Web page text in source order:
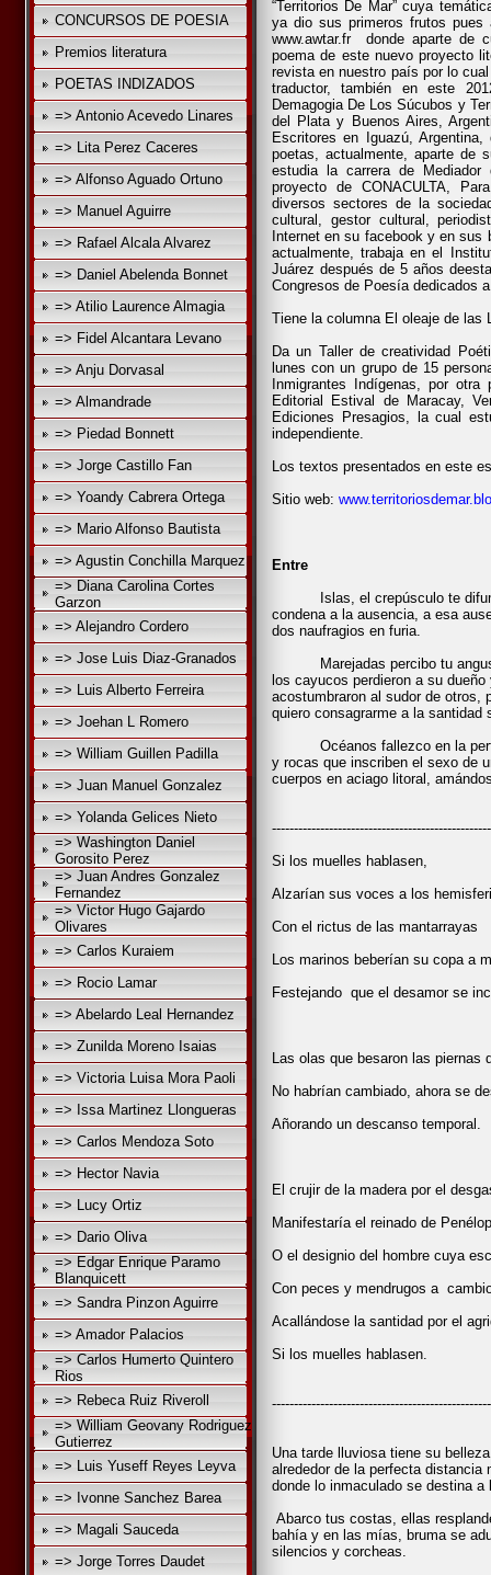
CONCURSOS DE POESIA
Premios literatura
POETAS INDIZADOS
=> Antonio Acevedo Linares
=> Lita Perez Caceres
=> Alfonso Aguado Ortuno
=> Manuel Aguirre
=> Rafael Alcala Alvarez
=> Daniel Abelenda Bonnet
=> Atilio Laurence Almagia
=> Fidel Alcantara Levano
=> Anju Dorvasal
=> Almandrade
=> Piedad Bonnett
=> Jorge Castillo Fan
=> Yoandy Cabrera Ortega
=> Mario Alfonso Bautista
=> Agustin Conchilla Marquez
=> Diana Carolina Cortes
Garzon
=> Alejandro Cordero
=> Jose Luis Diaz-Granados
=> Luis Alberto Ferreira
=> Joehan L Romero
=> William Guillen Padilla
=> Juan Manuel Gonzalez
=> Yolanda Gelices Nieto
=> Washington Daniel
Gorosito Perez
=> Juan Andres Gonzalez
Fernandez
=> Victor Hugo Gajardo
Olivares
=> Carlos Kuraiem
=> Rocio Lamar
=> Abelardo Leal Hernandez
=> Zunilda Moreno Isaias
=> Victoria Luisa Mora Paoli
=> Issa Martinez Llongueras
=> Carlos Mendoza Soto
=> Hector Navia
=> Lucy Ortiz
=> Dario Oliva
=> Edgar Enrique Paramo
Blanquicett
=> Sandra Pinzon Aguirre
=> Amador Palacios
=> Carlos Humerto Quintero
Rios
=> Rebeca Ruiz Riveroll
=> William Geovany Rodriguez
Gutierrez
=> Luis Yuseff Reyes Leyva
=> Ivonne Sanchez Barea
=> Magali Sauceda
=> Jorge Torres Daudet
“Territorios De Mar” cuya
ya dio sus primeros frutos pues
www.awtar.fr donde aparte de
poema de este nuevo proyecto
revista en nuestro país por lo
traductor, también en este
Demagogia De Los Súcubos y
del Plata y Buenos Aires,
Escritores en Iguazú,
poetas, actualmente, aparte de
estudia la carrera de
proyecto de CONACULTA,
diversos sectores de la
cultural, gestor cultural,
Internet en su facebook y en sus
actualmente, trabaja en el
Juárez después de 5 años
Congresos de Poesía dedicados
Tiene la columna El oleaje de las
Da un Taller de creatividad
lunes con un grupo de 15
Inmigrantes Indígenas, por
Editorial Estival de Maracay,
Ediciones Presagios, la cual
independiente.
Los textos presentados en este
Sitio web:
Entre
Islas, el crepúsculo te
condena a la ausencia, a esa
dos naufragios en furia.
Marejadas percibo tu
los cayucos perdieron a su
acostumbraron al sudor de otros,
quiero consagrarme a la santidad
Océanos fallezco en la
y rocas que inscriben el sexo de
cuerpos en aciago litoral,
Si los muelles hablasen,
Alzarían sus voces a los
Con el rictus de las mantarrayas
Los marinos beberían su copa a
Festejando que el desamor se
Las olas que besaron las piernas
No habrían cambiado, ahora se
Añorando un descanso temporal.
El crujir de la madera por el
Manifestaría el reinado de
O el designio del hombre cuya
Con peces y mendrugos a
Acallándose la santidad por el
Si los muelles hablasen.
Una tarde lluviosa tiene su
alrededor de la perfecta distancia
donde lo inmaculado se destina
Abarco tus costas, ellas
bahía y en las mías, bruma se
silencios y corcheas.